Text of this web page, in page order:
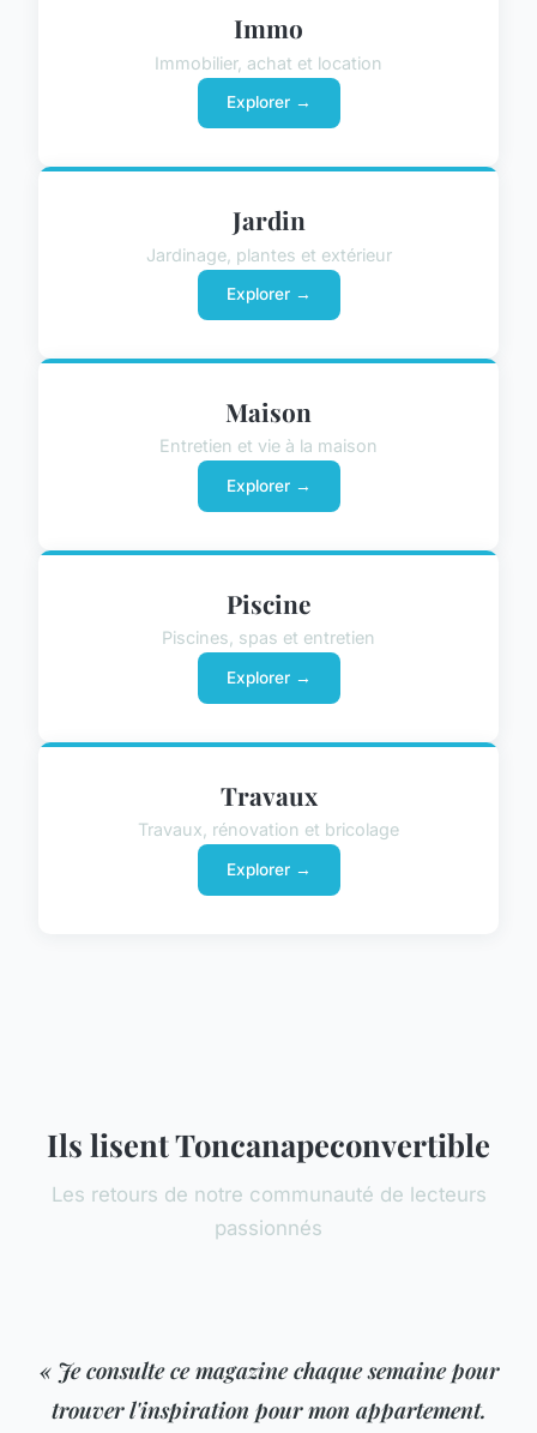
Immo
Immobilier, achat et location
Explorer →
Jardin
Jardinage, plantes et extérieur
Explorer →
Maison
Entretien et vie à la maison
Explorer →
Piscine
Piscines, spas et entretien
Explorer →
Travaux
Travaux, rénovation et bricolage
Explorer →
Ils lisent Toncanapeconvertible
Les retours de notre communauté de lecteurs
passionnés
« Je consulte ce magazine chaque semaine pour
trouver l'inspiration pour mon appartement.